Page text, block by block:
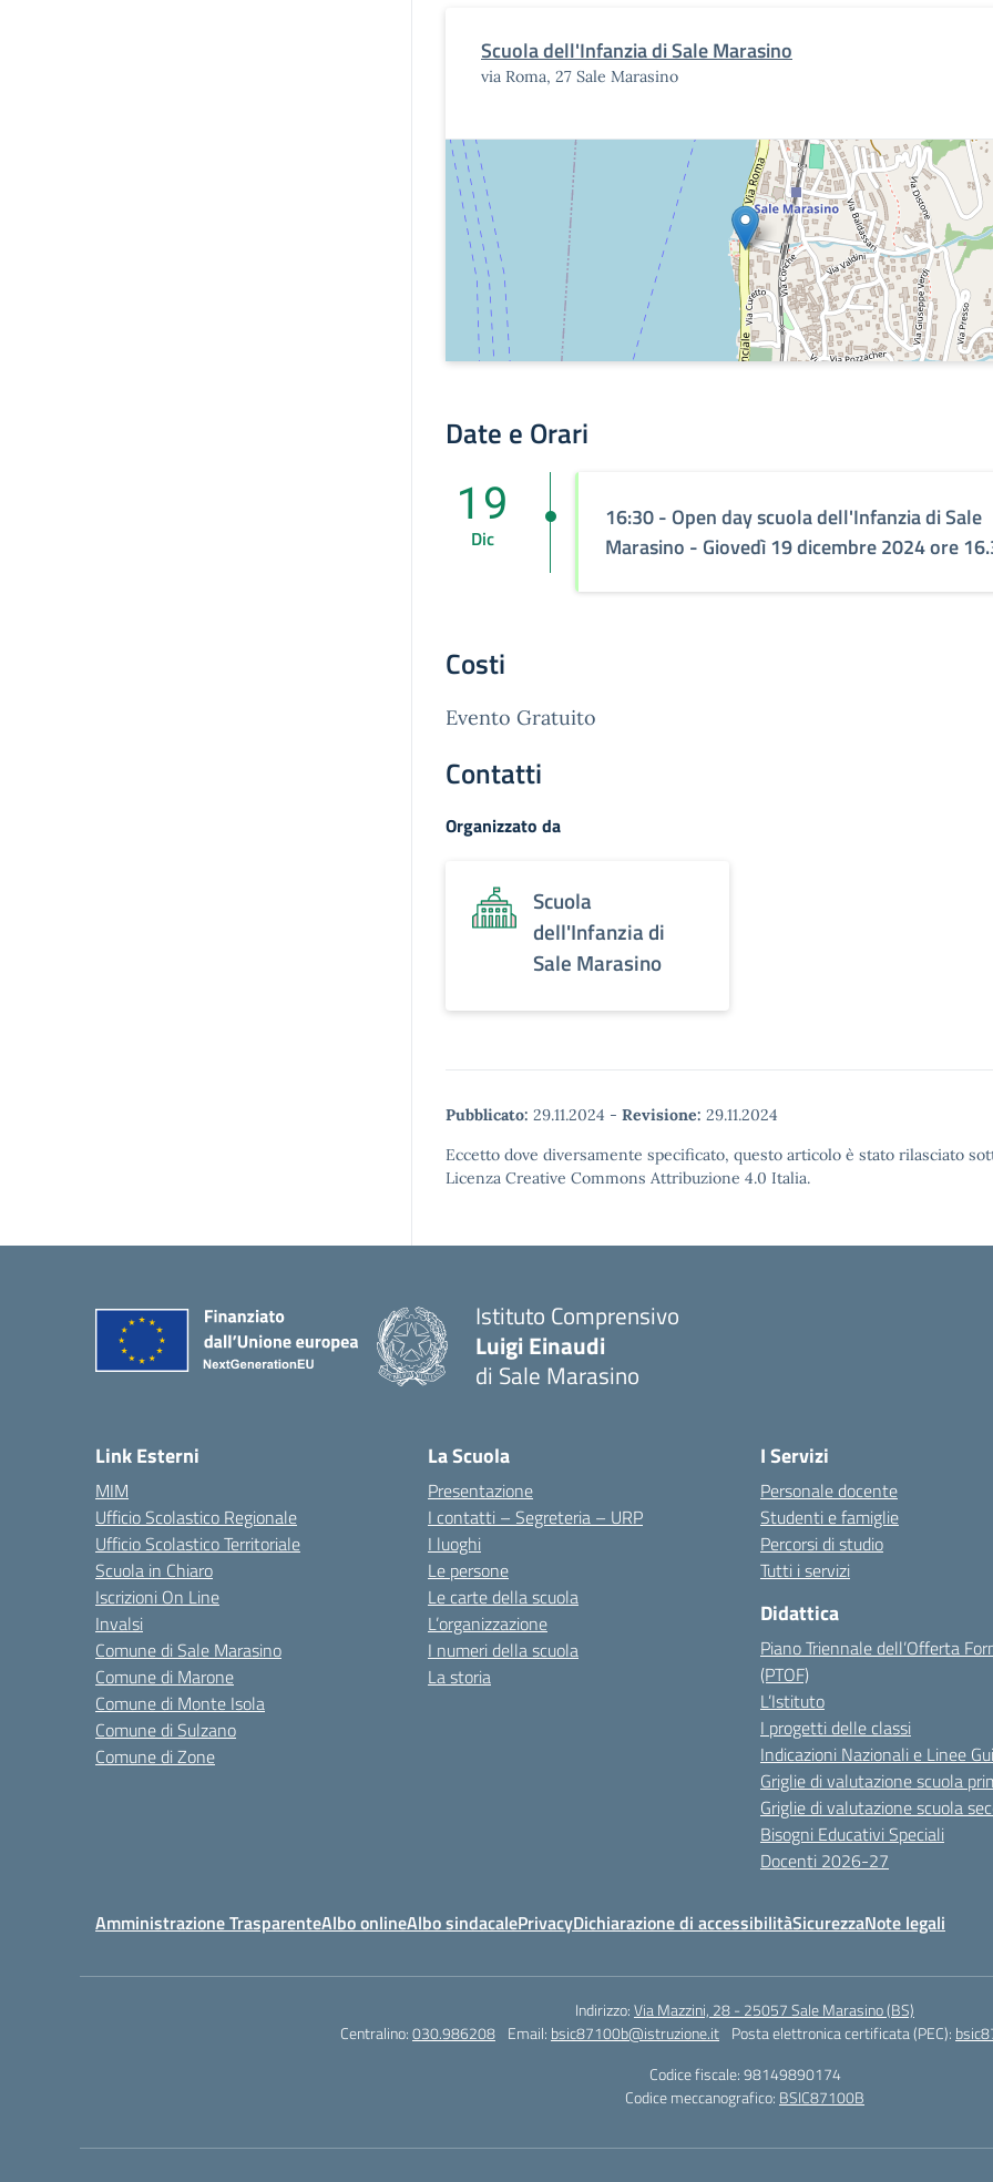
Scuola dell'Infanzia di Sale Marasino
via Roma, 27 Sale Marasino
Date e Orari
16:30 - Open day scuola dell'Infanzia di Sale
Marasino - Giovedì 19 dicembre 2024 ore
19
Dic
Costi
Evento Gratuito
Contatti
Organizzato da
Scuola
dell'Infanzia di
Sale Marasino
Pubblicato: 29.11.2024 - Revisione: 29.11.2024
Eccetto dove diversamente specificato, questo articolo è stato rilasciato
Licenza Creative Commons Attribuzione 4.0 Italia.
Istituto Comprensivo
Luigi Einaudi
di Sale Marasino
Link Esterni
MIM
Ufficio Scolastico Regionale
Ufficio Scolastico Territoriale
Scuola in Chiaro
Iscrizioni On Line
Invalsi
Comune di Sale Marasino
Comune di Marone
Comune di Monte Isola
Comune di Sulzano
Comune di Zone
La Scuola
Presentazione
I contatti – Segreteria – URP
I luoghi
Le persone
Le carte della scuola
L’organizzazione
I numeri della scuola
La storia
I Servizi
Personale docente
Studenti e famiglie
Percorsi di studio
Tutti i servizi
Didattica
Piano Triennale dell’Offerta
(PTOF)
L’Istituto
I progetti delle classi
Indicazioni Nazionali e Linee
Griglie di valutazione scuola
Griglie di valutazione scuola
Bisogni Educativi Speciali
Docenti 2026-27
Amministrazione TrasparenteAlbo onlineAlbo sindacalePrivacyDichiarazione di accessibilitàSicurezzaNote legali
Indirizzo:Via Mazzini, 28 - 25057 Sale Marasino (BS)
Centralino:030.986208 Email: bsic87100b@istruzione.it Posta elettronica certificata (PEC):
Codice fiscale: 98149890174
Codice meccanografico: BSIC87100B